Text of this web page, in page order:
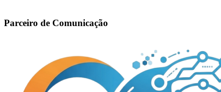
Parceiro de Comunicação